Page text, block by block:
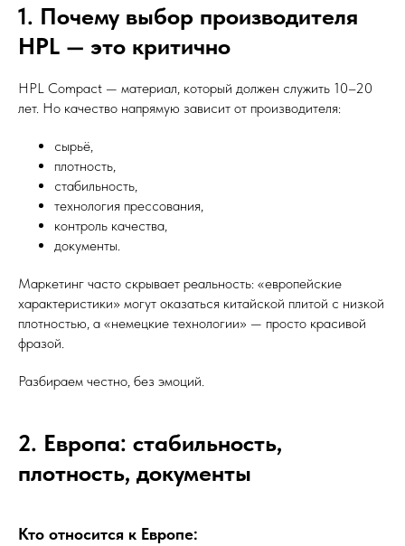
1. Почему выбор производителя
HPL — это критично
HPL Compact — материал, который должен служить 10–20
лет. Но качество напрямую зависит от производителя:
сырьё,
плотность,
стабильность,
технология прессования,
контроль качества,
документы.
Маркетинг часто скрывает реальность: «европейские
характеристики» могут оказаться китайской плитой с низкой
плотностью, а «немецкие технологии» — просто красивой
фразой.
Разбираем честно, без эмоций.
2. Европа: стабильность,
плотность, документы
Кто относится к Европе: